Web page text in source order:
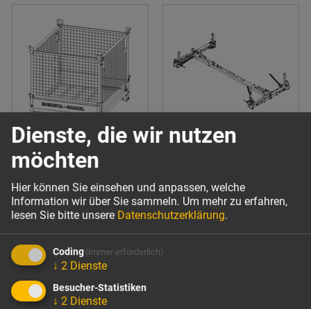
7.3. Transportboxen, Lagergestelle
Unternehmen
Dienste, die wir nutzen
möchten
Hier können Sie einsehen und anpassen, welche
Information wir über Sie sammeln. Um mehr zu erfahren,
lesen Sie bitte unsere Datenschutzerklärung.
Coding (immer erforderlich)
↓ 2 Dienste
Besucher-Statistiken
↓ 2 Dienste